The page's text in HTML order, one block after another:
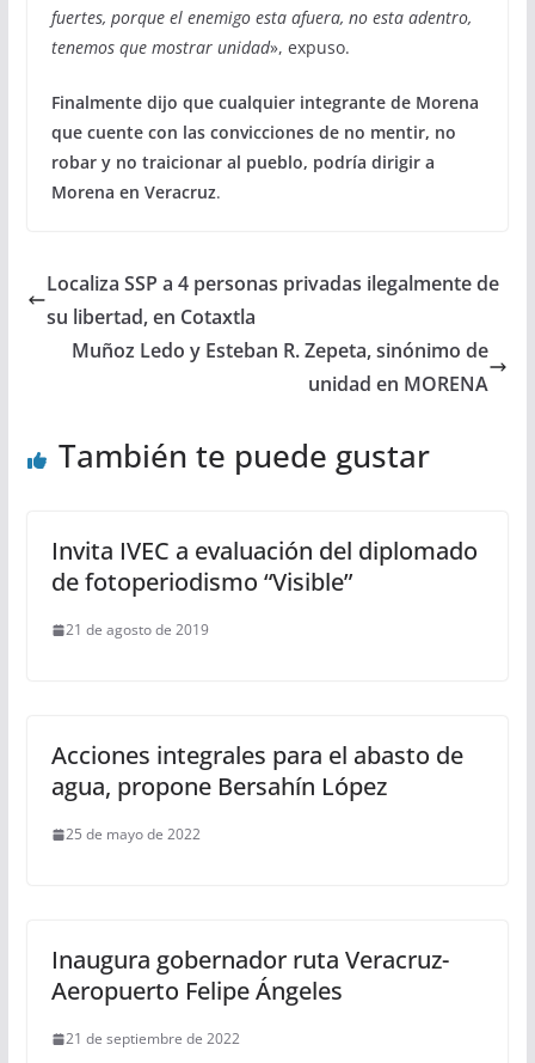
fuertes, porque el enemigo esta afuera, no esta adentro,
tenemos que mostrar unidad», expuso.
Finalmente dijo que cualquier integrante de Morena
que cuente con las convicciones de no mentir, no
robar y no traicionar al pueblo, podría dirigir a
Morena en Veracruz.
Localiza SSP a 4 personas privadas ilegalmente de
su libertad, en Cotaxtla
Muñoz Ledo y Esteban R. Zepeta, sinónimo de
unidad en MORENA
También te puede gustar
Invita IVEC a evaluación del diplomado
de fotoperiodismo “Visible”
21 de agosto de 2019
Acciones integrales para el abasto de
agua, propone Bersahín López
25 de mayo de 2022
Inaugura gobernador ruta Veracruz-
Aeropuerto Felipe Ángeles
21 de septiembre de 2022